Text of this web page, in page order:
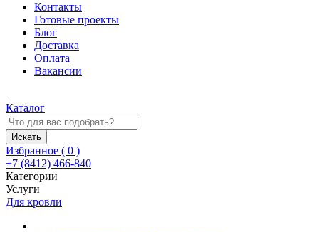
Контакты
Готовые проекты
Блог
Доставка
Оплата
Вакансии
Каталог
Искать
Избранное ( 0 )
+7 (8412) 466-840
Категории
Услуги
Для кровли